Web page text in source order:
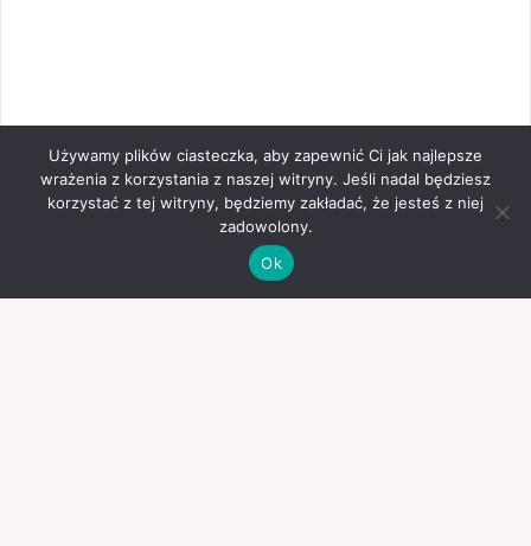
Używamy plików ciasteczka, aby zapewnić Ci jak najlepsze
wrażenia z korzystania z naszej witryny. Jeśli nadal będziesz
korzystać z tej witryny, będziemy zakładać, że jesteś z niej
zadowolony.
Ok